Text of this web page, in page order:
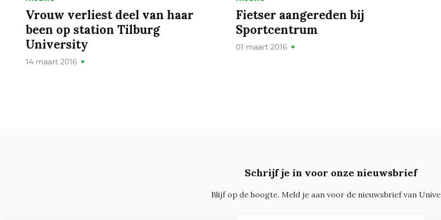
Vrouw verliest deel van haar
been op station Tilburg
University
14 maart 2016
Fietser aangereden bij
Sportcentrum
01 maart 2016
Schrijf je in voor onze nieuwsbrief
Blijf op de hoogte. Meld je aan voor de nieuwsbrief van